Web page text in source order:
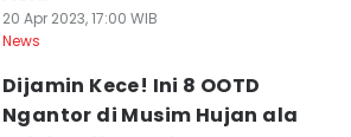
20 Apr 2023, 17:00 WIB
News
Dijamin Kece! Ini 8 OOTD
Ngantor di Musim Hujan ala